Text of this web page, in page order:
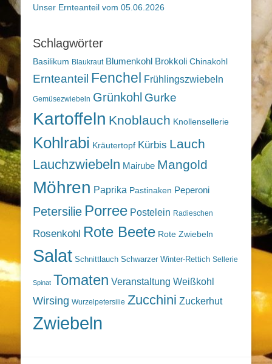
Unser Ernteanteil vom 05.06.2026
Schlagwörter
Basilikum Blaukraut Blumenkohl Brokkoli Chinakohl
Ernteanteil Fenchel Frühlingszwiebeln
Gemüsezwiebeln Grünkohl Gurke
Kartoffeln Knoblauch Knollensellerie
Kohlrabi Kräutertopf Kürbis Lauch
Lauchzwiebeln Mairube Mangold
Möhren Paprika Pastinaken Peperoni
Petersilie Porree Postelein Radieschen
Rosenkohl Rote Beete Rote Zwiebeln
Salat Schnittlauch Schwarzer Winter-Rettich Sellerie
Spinat Tomaten Veranstaltung Weißkohl
Wirsing Wurzelpetersilie Zucchini Zuckerhut
Zwiebeln